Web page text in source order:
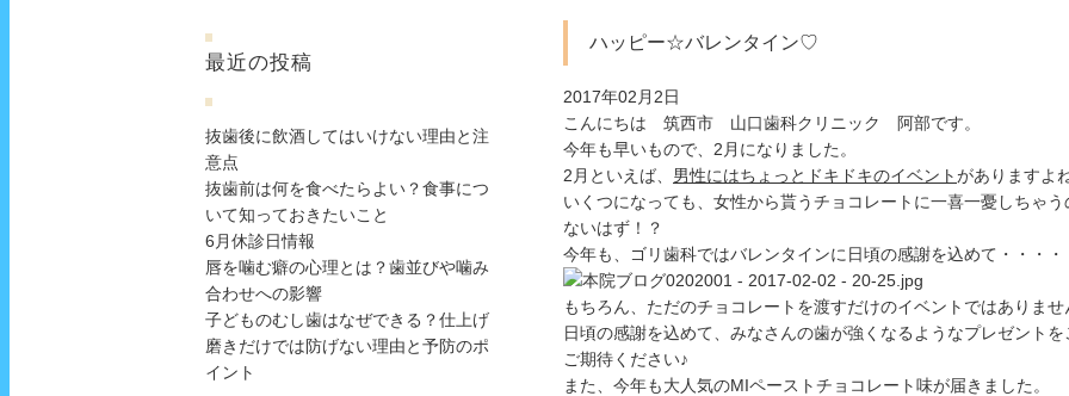
最近の投稿
抜歯後に飲酒してはいけない理由と注
意点
抜歯前は何を食べたらよい？食事につ
いて知っておきたいこと
6月休診日情報
唇を噛む癖の心理とは？歯並びや噛み
合わせへの影響
子どものむし歯はなぜできる？仕上げ
磨きだけでは防げない理由と予防のポ
イント
ハッピー☆バレンタイン♡
2017年02月2日
こんにちは 筑西市 山口歯科クリニック
阿部です。
今年も早いもので、2月になりました。
2月といえば、 男性にはちょっとドキドキのイベントがありますよ
いくつになっても、女性から貰うチョコレートに一喜一憂しちゃ
ないはず！？
今年も、ゴリ歯科ではバレンタインに日頃の感謝を込めて・・・・
もちろん、 ただのチョコレートを渡すだけのイベントではありませ
日頃の感謝を込めて、みなさんの歯が強くなるようなプレゼント
ご期待ください♪
また、今年も大人気のMIペーストチョコレート味が届きました。